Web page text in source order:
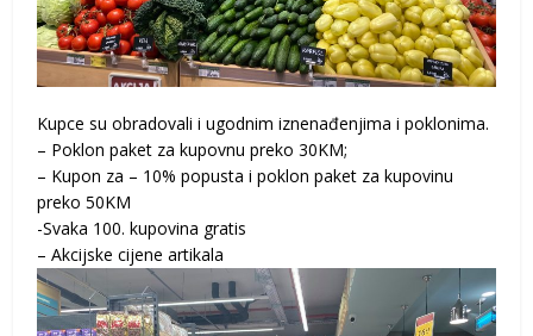
Kupce su obradovali i ugodnim iznenađenjima i poklonima.
– Poklon paket za kupovnu preko 30KM;
– Kupon za – 10% popusta i poklon paket za kupovinu
preko 50KM
-Svaka 100. kupovina gratis
– Akcijske cijene artikala